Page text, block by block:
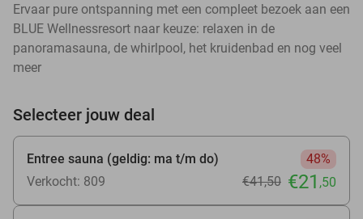
Ervaar pure ontspanning met een compleet bezoek aan een
BLUE Wellnessresort naar keuze: relaxen in de
panoramasauna, de whirlpool, het kruidenbad en nog veel
meer
Selecteer jouw deal
Entree sauna (geldig: ma t/m do)
48%
Verkocht: 809
€41,50 €21 ,50